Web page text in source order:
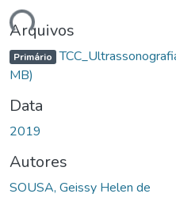
Arquivos
Primário
MB)
Data
2019
Autores
SOUSA, Geissy Helen de